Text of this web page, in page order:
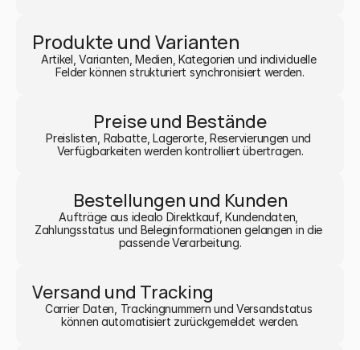
Produkte und Varianten
Artikel, Varianten, Medien, Kategorien und individuelle
Felder können strukturiert synchronisiert werden.
Preise und Bestände
Preislisten, Rabatte, Lagerorte, Reservierungen und
Verfügbarkeiten werden kontrolliert übertragen.
Bestellungen und Kunden
Aufträge aus idealo Direktkauf, Kundendaten,
Zahlungsstatus und Beleginformationen gelangen in die
passende Verarbeitung.
Versand und Tracking
Carrier Daten, Trackingnummern und Versandstatus
können automatisiert zurückgemeldet werden.